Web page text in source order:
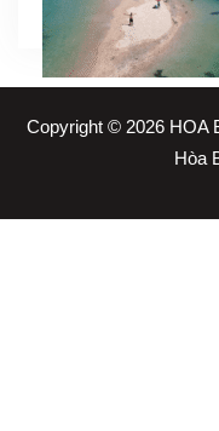
Copyright © 2026 HOA
Hòa